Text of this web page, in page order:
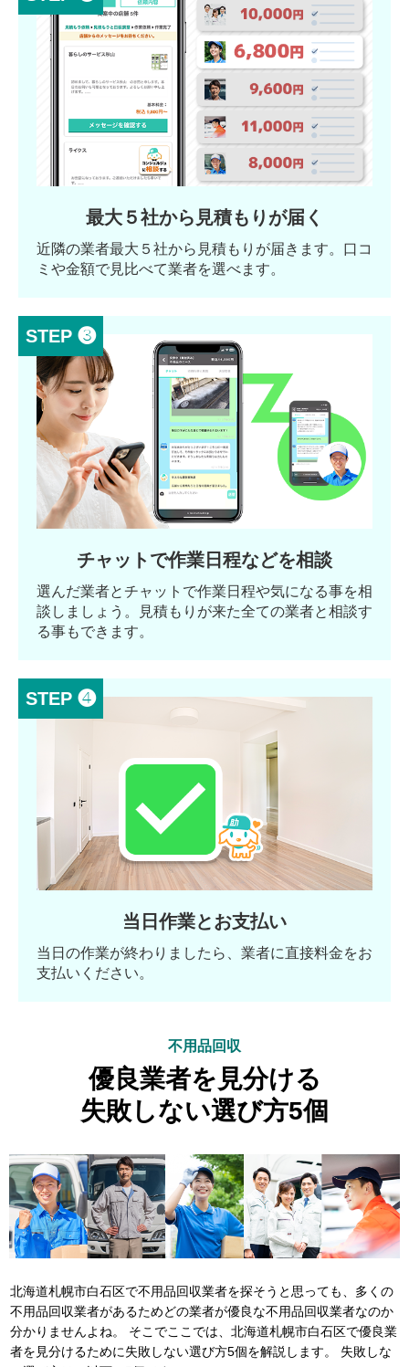
最大５社から見積もりが届く
近隣の業者最大５社から見積もりが届きます。口コ
ミや金額で見比べて業者を選べます。
STEP ❸
チャットで作業日程などを相談
選んだ業者とチャットで作業日程や気になる事を相
談しましょう。見積もりが来た全ての業者と相談す
る事もできます。
STEP ❹
当日作業とお支払い
当日の作業が終わりましたら、業者に直接料金をお
支払いください。
不用品回収
優良業者を見分ける
失敗しない選び方5個
北海道札幌市白石区で不用品回収業者を探そうと思っても、多くの
不用品回収業者があるためどの業者が優良な不用品回収業者なのか
分かりませんよね。 そこでここでは、北海道札幌市白石区で優良業
者を見分けるために失敗しない選び方5個を解説します。 失敗しな